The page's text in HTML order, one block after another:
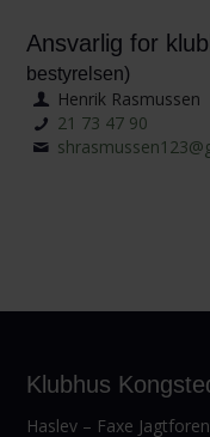
Ansvarlig for
bestyrelsen)
Henrik Rasmussen
21 73 47 90
Klubhus
Haslev – Faxe